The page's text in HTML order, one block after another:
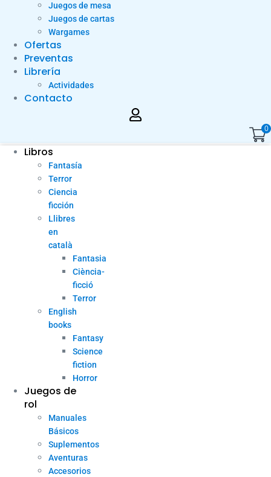
Juegos de mesa
Juegos de cartas
Wargames
Ofertas
Preventas
Librería
Actividades
Contacto
0
Libros
Fantasía
Terror
Ciencia
ficción
Llibres
en
català
Fantasia
Ciència-
ficció
Terror
English
books
Fantasy
Science
fiction
Horror
Juegos de
rol
Manuales
Básicos
Suplementos
Aventuras
Accesorios